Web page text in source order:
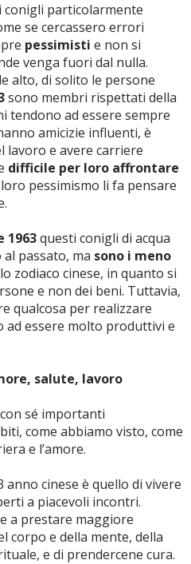
conigli particolarmente
se cercassero errori
pessimisti e non si
venga fuori dal nulla.
alto, di solito le persone
sono membri rispettati della
tendono ad essere sempre
amicizie influenti, è
lavoro e avere carriere
difficile per loro affrontare
pessimismo li fa pensare
1963questi conigli di acqua
passato, ma sono i meno
zodiaco cinese, in quanto si
e non dei beni. Tuttavia,
qualcosa per realizzare
essere molto produttivi e
salute, lavoro
sé importanti
come abbiamo visto, come
e l’amore.
anno cinese è quello di vivere
a piacevoli incontri.
a prestare maggiore
corpo e della mente, della
e di prendercene cura.